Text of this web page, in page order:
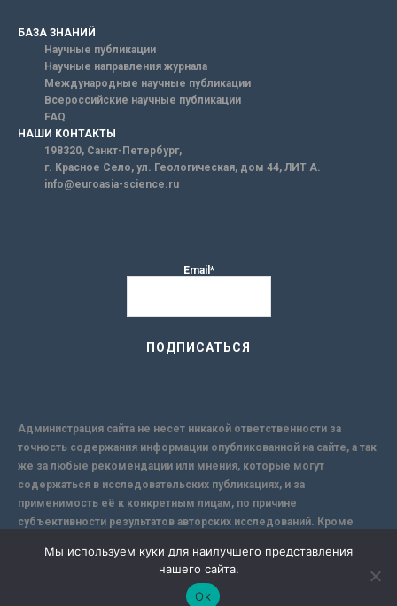
БАЗА ЗНАНИЙ
Научные публикации
Научные направления журнала
Международные научные публикации
Всероссийские научные публикации
FAQ
НАШИ КОНТАКТЫ
198320, Санкт-Петербург,
г. Красное Село, ул. Геологическая, дом 44, ЛИТ А.
info@euroasia-science.ru
Email*
Администрация сайта не несет никакой ответственности за
точность содержания информации опубликованной на сайте, а так
же за любые рекомендации или мнения, которые могут
содержаться в исследовательских публикациях, и за
применимость её к конкретным лицам, по причине
субъективности результатов авторских исследований. Кроме
надежной защиты информации, Сайт не несет ответственности за
Мы используем куки для наилучшего представления
нашего сайта.
Ok